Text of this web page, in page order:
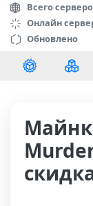
Всего
Онлайн
Обновлено